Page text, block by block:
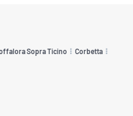
Sopra Ticino Corbetta